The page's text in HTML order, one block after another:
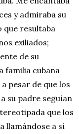
y admiraba su
que resultaba
exiliados;
de su
familia cubana
pesar de que los
su padre seguían
que los
llamándose a sí